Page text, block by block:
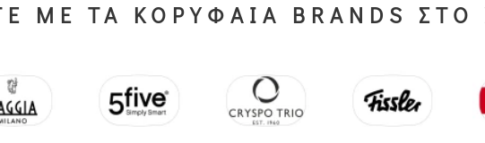
ΜΕ ΤΑ ΚΟΡΥΦΑΙΑ BRANDS